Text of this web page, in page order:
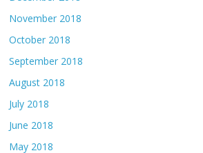
November 2018
October 2018
September 2018
August 2018
July 2018
June 2018
May 2018